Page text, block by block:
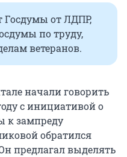
Госдумы от ЛДПР,
по труду,
ветеранов.
начали говорить
с инициативой о
к зампреду
обратился
предлагал выделять